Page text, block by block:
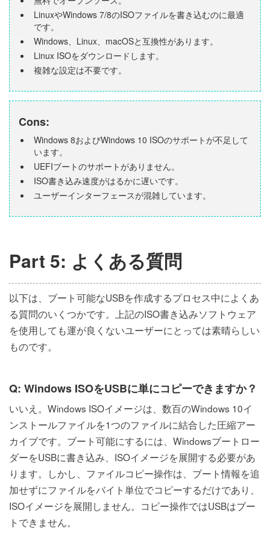
LinuxやWindows 7/8のISOファイルを書き込むのに最適
です。
Windows、Linux、macOSと互換性があります。
Linux ISOをダウンロードします。
複雑な設定は不要です。
Cons:
Windows 8およびWindows 10 ISOのサポートが不足して
います。
UEFIブートのサポートがありません。
ISO書き込み速度がはるかに遅いです。
ユーザーインターフェースが混雑しています。
Part 5: よくある質問
以下は、ブート可能なUSBを作成するプロセス中によくあ
る質問のいくつかです。上記のISO書き込みソフトウェア
を使用しても運が良くないユーザーにとっては素晴らしい
ものです。
Q: Windows ISOをUSBに単にコピーできますか？
いいえ。Windows ISOイメージは、数百のWindows 10イ
ンストールファイルを1つのファイルに結合した圧縮アー
カイブです。ブート可能にするには、Windowsブートロー
ダーをUSBに書き込み、ISOイメージを展開する必要があ
ります。しかし、ファイルコピー操作は、ブート情報を追
加せずにファイルをバイト単位でコピーするだけであり、
ISOイメージを展開しません。コピー操作ではUSBはブー
トできません。